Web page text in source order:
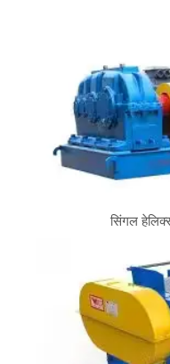
सिंगल